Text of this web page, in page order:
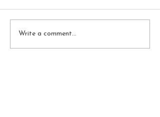
Write a comment...